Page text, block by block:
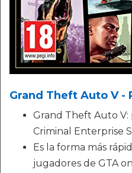
Grand Theft Auto V -
Grand Theft Auto
Criminal Enterprise
Es la forma más
jugadores de GTA